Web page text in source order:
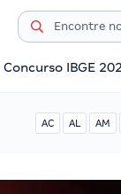
Concurso IBGE
AC AL AM